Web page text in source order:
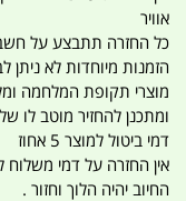
אוויר
כל החזרה תתבצע על
הזמנות מיוחדות לא ניתן
מוצרי תקופת המלחמה
ומתכנן להחזיר מוטב לו
דמי ביטול למוצר 5 אחוז
אין החזרה על דמי
החיוב יהיה הלוך וחזור .